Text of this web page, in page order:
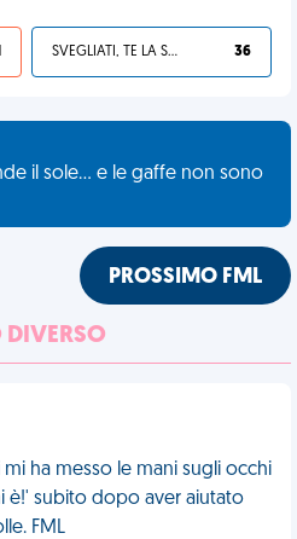
SVEGLIATI, TE LA SEI CERCATA! 36
il sole... e le gaffe non sono
PROSSIMO FML
DIVERSO
ha messo le mani sugli occhi
è!' subito dopo aver aiutato
FML